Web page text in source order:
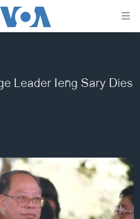
ສະຫະລັດ 2024
Leader Ieng Sary Dies